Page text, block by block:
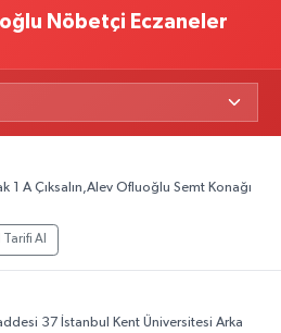
Nöbetçi Eczaneler
1 A Çıksalın,Alev Ofluoğlu Semt Konağı
Tarifi Al
37 İstanbul Kent Üniversitesi Arka